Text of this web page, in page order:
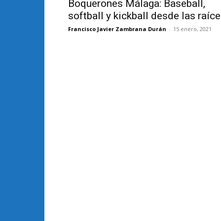
Boquerones Málaga: Baseball,
softball y kickball desde las
Francisco Javier Zambrana Durán - 15 enero, 2021